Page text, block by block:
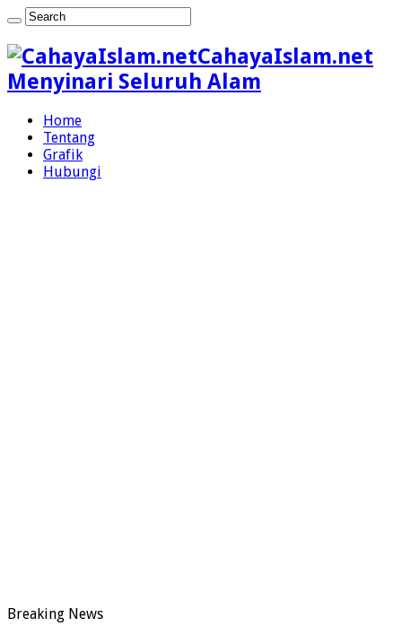
CahayaIslam.net
Menyinari Seluruh Alam
Home
Tentang
Grafik
Hubungi
Breaking News